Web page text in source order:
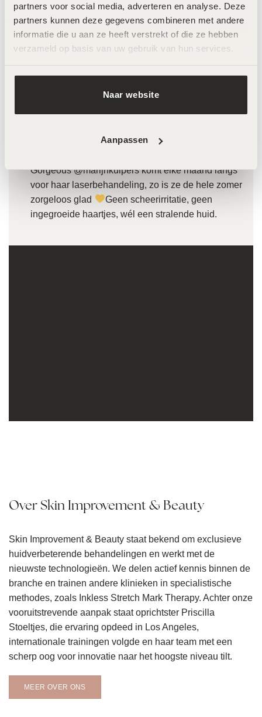
partners voor social media, adverteren en analyse. Deze
partners kunnen deze gegevens combineren met andere
informatie die u aan ze heeft verstrekt of die ze hebben
verzameld op basis van uw gebruik van hun services.
Naar website
Aanpassen
Gorgeous @marijnkuipers komt elke maand langs
voor haar laserbehandeling, zo is ze de hele zomer
zorgeloos glad
Geen scheerirritatie, geen
ingegroeide haartjes, wél een stralende huid.
Over Skin Improvement & Beauty
Skin Improvement & Beauty staat bekend om exclusieve
huidverbeterende behandelingen en werkt met de
nieuwste technologieën. We delen actief kennis binnen de
branche en trainen andere klinieken in specialistische
methodes, zoals Inkless Stretch Mark Therapy. Achter onze
vooruitstrevende aanpak staat oprichtster Priscilla
Stoeltjes, die ervaring opdeed in Los Angeles,
internationale trainingen volgde en haar team met een
scherp oog voor innovatie naar het hoogste niveau tilt.
MEER OVER ONS